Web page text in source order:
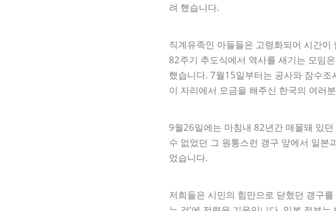
려 했습니다.
직계유족인 아들들은 고령화되어 시간
82주기 추도식에서 역사를 새기는 모임
했습니다. 7월15일부터는 공사와 잠수
이 자리에서 모금을 해주신 한국의 여러
9월26일에는 마침내 82년간 매몰돼 있
수 없었던 그 원통스런 갱구 앞에서 일본
었습니다.
저희들은 시민의 힘만으로 닫혔던 갱구